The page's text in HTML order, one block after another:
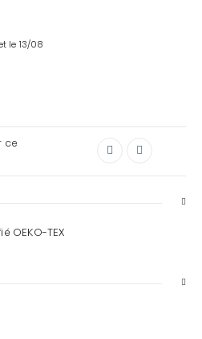
le 13/08
ce
OEKO-TEX